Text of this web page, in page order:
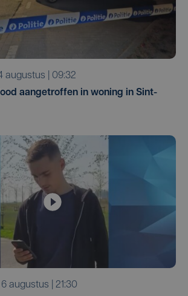
4 augustus | 09:32
aangetroffen in woning in Sint-
6 augustus | 21:30